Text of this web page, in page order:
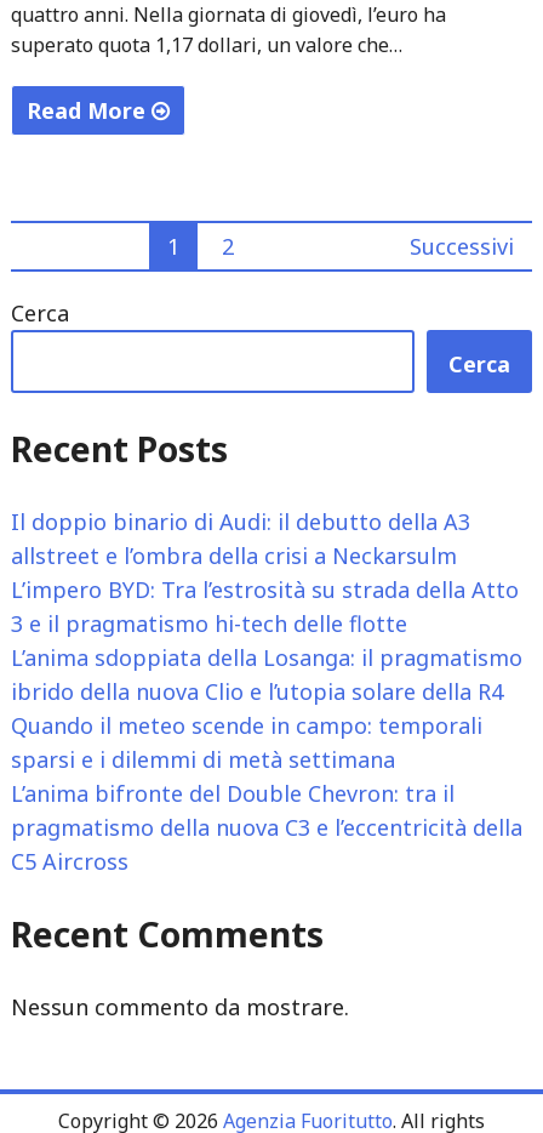
quattro anni. Nella giornata di giovedì, l’euro ha
superato quota 1,17 dollari, un valore che…
Read More
sterlina
da
anni
dollaro:
politica
negli
Stati
Uniti
indebolisce
la
valuta
americana"
Paginazione
degli
1 2 Successivi
Cerca
Cerca
Recent Posts
Il doppio binario di Audi: il debutto della A3
allstreet e l’ombra della crisi a Neckarsulm
L’impero BYD: Tra l’estrosità su strada della Atto
3 e il pragmatismo hi-tech delle flotte
L’anima sdoppiata della Losanga: il pragmatismo
ibrido della nuova Clio e l’utopia solare della R4
Quando il meteo scende in campo: temporali
sparsi e i dilemmi di metà settimana
L’anima bifronte del Double Chevron: tra il
pragmatismo della nuova C3 e l’eccentricità della
C5 Aircross
Recent Comments
Nessun commento da mostrare.
Copyright © 2026 Agenzia Fuoritutto. All rights